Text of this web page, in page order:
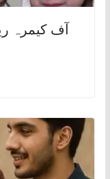
آف کیمرہ